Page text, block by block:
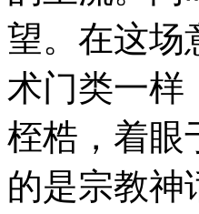
望。在这场
术门类一样
桎梏，着眼
的是宗教神